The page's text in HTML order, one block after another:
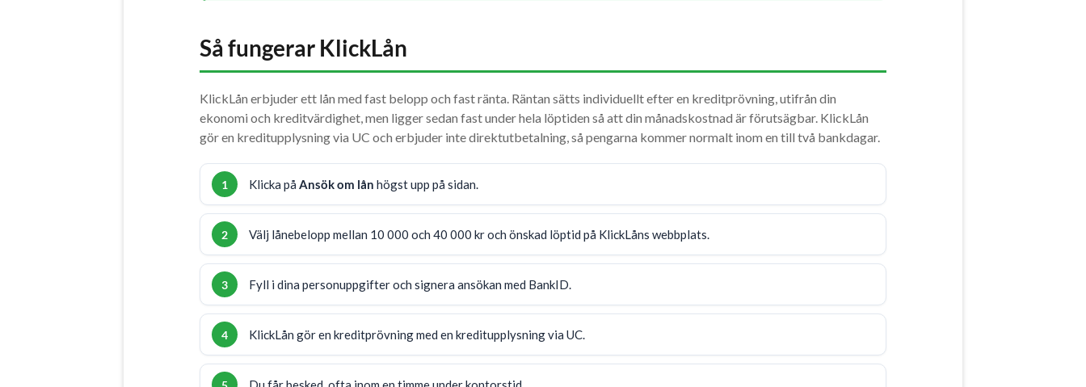
Så fungerar KlickLån
KlickLån erbjuder ett lån med fast belopp och fast ränta. Räntan sätts individuellt efter en kreditprövning, utifrån din
ekonomi och kreditvärdighet, men ligger sedan fast under hela löptiden så att din månadskostnad är förutsägbar. KlickLån
gör en kreditupplysning via UC och erbjuder inte direktutbetalning, så pengarna kommer normalt inom en till två bankdagar.
Klicka på Ansök om lån högst upp på sidan.
Välj lånebelopp mellan 10 000 och 40 000 kr och önskad löptid på KlickLåns webbplats.
Fyll i dina personuppgifter och signera ansökan med BankID.
KlickLån gör en kreditprövning med en kreditupplysning via UC.